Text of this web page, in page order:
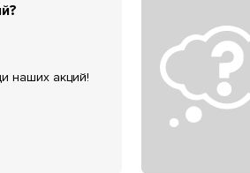
наших акций!